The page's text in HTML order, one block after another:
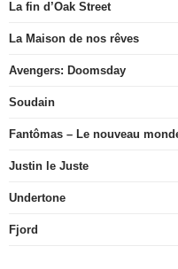
La fin d’Oak Street
La Maison de nos rêves
Avengers: Doomsday
Soudain
Fantômas – Le nouveau
Justin le Juste
Undertone
Fjord